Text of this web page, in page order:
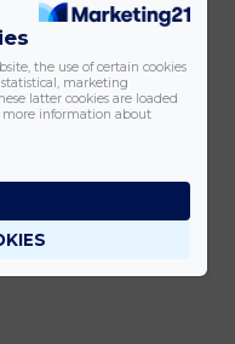
végzi el a cső belső
sorjamentesítését
annak dupla gumi O
the use of certain cookies
marketing
latter cookies are loaded
information about